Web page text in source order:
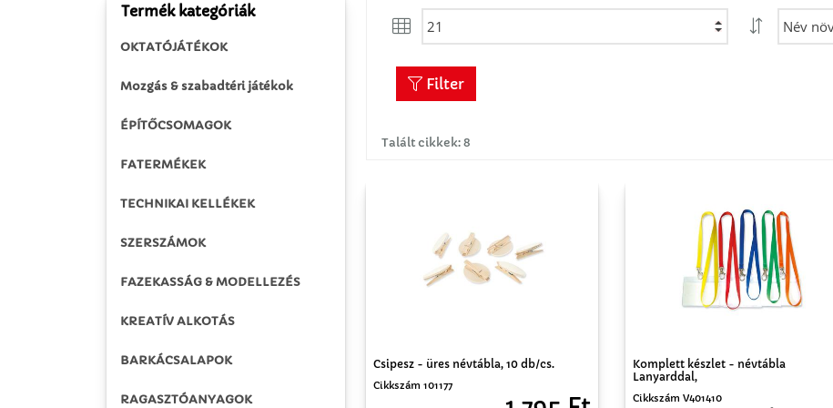
Termék kategóriák
OKTATÓJÁTÉKOK
Mozgás & szabadtéri játékok
ÉPÍTŐCSOMAGOK
FATERMÉKEK
TECHNIKAI KELLÉKEK
SZERSZÁMOK
FAZEKASSÁG & MODELLEZÉS
KREATÍV ALKOTÁS
BARKÁCSALAPOK
RAGASZTÓANYAGOK
Talált cikkek: 8
Filter
Csipesz - üres névtábla, 10 db/cs.
Cikkszám 101177
Komplett készlet - névtábla
Lanyarddal,
Cikkszám V401410